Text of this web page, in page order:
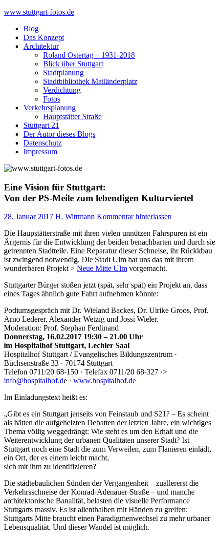
Skip
content
www.stuttgart-fotos.de
Blog
Das Konzept
Architektur
Roland Ostertag – 1931-2018
Blick über Stuttgart
Stadtplanung
Stadtbibliothek Mailänderplatz
Verdichtung
Fotos
Verkehrsplanung
Hauptstätter Straße
Stuttgart 21
Der Autor dieses Blogs
Datenschutz
Impressum
Eine Vision für Stuttgart:
Von der PS-Meile zum lebendigen Kulturviertel
28. Januar 2017 H. Wittmann Kommentar hinterlassen
Die Haupstätterstraße mit ihren vielen unnützen Fahrspuren ist ein
Ärgernis für die Entwicklung der beiden benachbarten und durch sie
getrennten Stadtteile. Eine Reparatur dieser Schneise, ihr Rückkbau
ist zwingend notwendig. Die Stadt Ulm hat uns das mit ihrem
wunderbaren Projekt > Neue Mitte Ulm vorgemacht.
Stuttgarter Bürger stoßen jetzt (spät, sehr spät) ein Projekt an, dass
eines Tages ähnlich gute Fahrt aufnehmen könnte:
Podiumsgespräch mit Dr. Wieland Backes, Dr. Ulrike Groos, Prof.
Arno Lederer, Alexander Wetzig und Jossi Wieler.
Moderation: Prof. Stephan Ferdinand
Donnerstag, 16.02.2017 19:30 – 21.00 Uhr
im Hospitalhof Stuttgart, Lechler Saal
Hospitalhof Stuttgart / Evangelisches Bildungszentrum ·
Büchsenstraße 33 · 70174 Stuttgart
Telefon 0711/20 68-150 · Telefax 0711/20 68-327 ·>
info@hospitalhof.de · www.hospitalhof.de
Im Einladungstext heißt es:
„Gibt es ein Stuttgart jenseits von Feinstaub und S21? – Es scheint
als hätten die aufgeheizten Debatten der letzten Jahre, ein wichtiges
Thema völlig weggedrängt: Wie steht es um den Erhalt und die
Weiterentwicklung der urbanen Qualitäten unserer Stadt? Ist
Stuttgart noch eine Stadt die zum Verweilen, zum Flanieren einlädt,
ein Ort, der es einem leicht macht,
sich mit ihm zu identifizieren?
Die städtebaulichen Sünden der Vergangenheit – zuallererst die
Verkehrsschneise der Konrad-Adenauer-Straße – und manche
architektonische Banalität, belasten die visuelle Performance
Stuttgarts massiv. Es ist allenthalben mit Händen zu greifen:
Stuttgarts Mitte braucht einen Paradigmenwechsel zu mehr urbaner
Lebensqualität. Und dieser Wandel ist möglich.